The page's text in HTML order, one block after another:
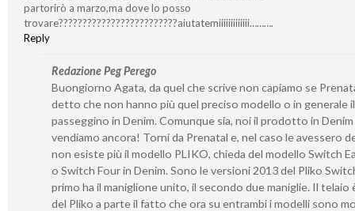
partorirò a marzo,ma dove lo posso
trovare?????????????????????????aiutatemiiiiiiiiiiiii……….
Reply
Redazione Peg Perego
Buongiorno Agata, da quel che scrive non capiamo se
detto che non hanno più quel preciso modello o in generale il
passeggino in Denim. Comunque sia, noi il prodotto in
vendiamo ancora! Torni da Prenatal e, nel caso le avessero
non esiste più il modello PLIKO, chieda del modello Switch
o Switch Four in Denim. Sono le versioni 2013 del Pliko
primo ha il maniglione unito, il secondo due maniglie. Il telaio
del Pliko a parte il fatto che ora su entrambi i modelli sono